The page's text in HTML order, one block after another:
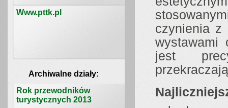
Www.pttk.pl
Archiwalne działy:
Rok przewodników
turystycznych 2013
czynienia z
wystawami
jest